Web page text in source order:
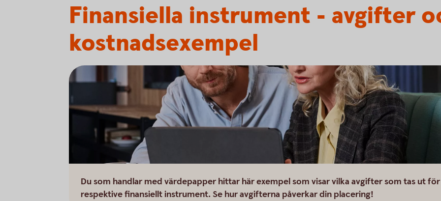
Finansiella instrument - avgifter
kostnadsexempel
Du som handlar med värdepapper hittar här exempel som visar vilka avgifter som tas ut för
respektive finansiellt instrument. Se hur avgifterna påverkar din placering!